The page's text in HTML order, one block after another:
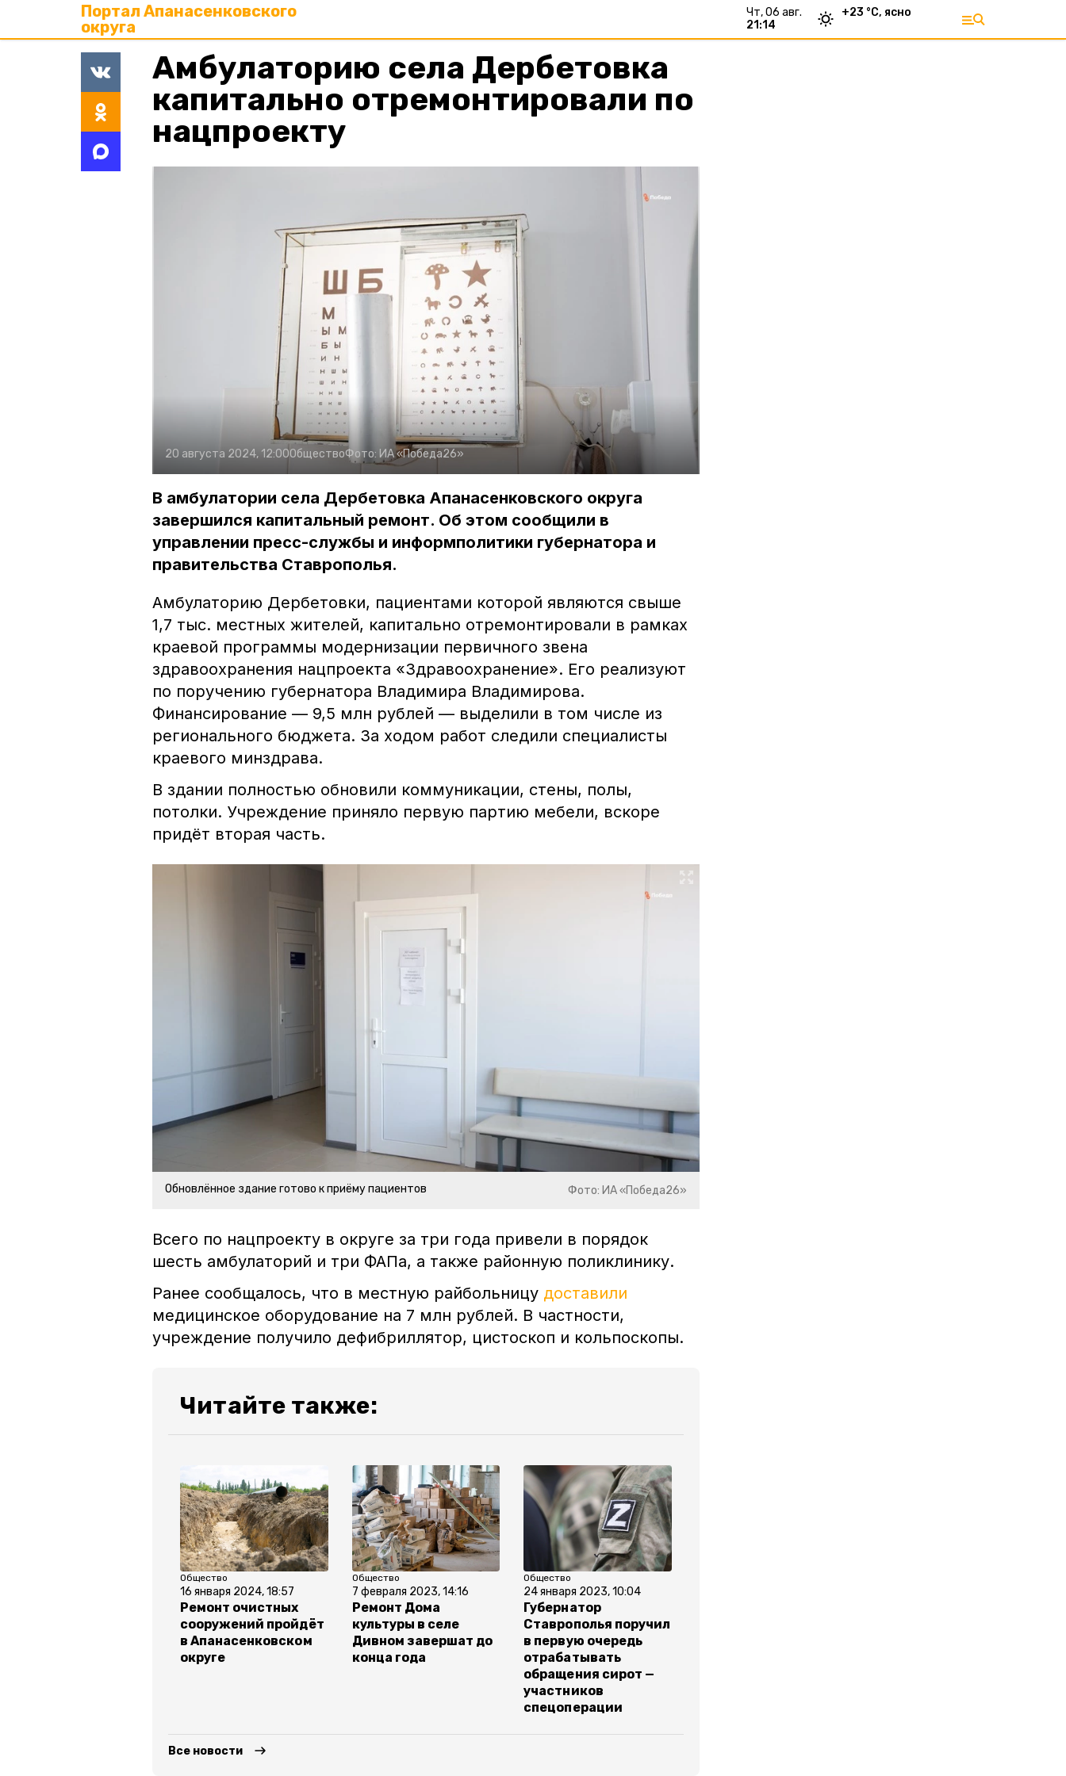
Портал Апанасенковского
округа
чт, 06 авг.
21:14
+23 °С, ясно
Амбулаторию села Дербетовка
капитально отремонтировали по
нацпроекту
20 августа 2024, 12:00ОбществоФото: ИА «Победа26»
В амбулатории села Дербетовка Апанасенковского округа
завершился капитальный ремонт. Об этом сообщили в
управлении пресс-службы и информполитики губернатора и
правительства Ставрополья.
Амбулаторию Дербетовки, пациентами которой являются свыше
1,7 тыс. местных жителей, капитально отремонтировали в рамках
краевой программы модернизации первичного звена
здравоохранения нацпроекта «Здравоохранение». Его реализуют
по поручению губернатора Владимира Владимирова.
Финансирование — 9,5 млн рублей — выделили в том числе из
регионального бюджета. За ходом работ следили специалисты
краевого минздрава.
В здании полностью обновили коммуникации, стены, полы,
потолки. Учреждение приняло первую партию мебели, вскоре
придёт вторая часть.
Обновлённое здание готово к приёму пациентов Фото: ИА «Победа26»
Всего по нацпроекту в округе за три года привели в порядок
шесть амбулаторий и три ФАПа, а также районную поликлинику.
Ранее сообщалось, что в местную райбольницу доставили
медицинское оборудование на 7 млн рублей. В частности,
учреждение получило дефибриллятор, цистоскоп и кольпоскопы.
Читайте также:
Общество
16 января 2024, 18:57
Ремонт очистных
сооружений пройдёт
в Апанасенковском
округе
Общество
7 февраля 2023, 14:16
Ремонт Дома
культуры в селе
Дивном завершат до
конца года
Общество
24 января 2023, 10:04
Губернатор
Ставрополья поручил
в первую очередь
отрабатывать
обращения сирот —
участников
спецоперации
Все новости